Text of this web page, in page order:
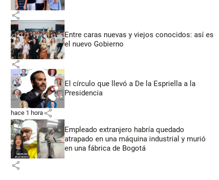
share
Entre caras nuevas y viejos conocidos: así es
el nuevo Gobierno
share
El círculo que llevó a De la Espriella a la
Presidencia
hace 1 hora share
Empleado extranjero habría quedado
atrapado en una máquina industrial y murió
en una fábrica de Bogotá
share